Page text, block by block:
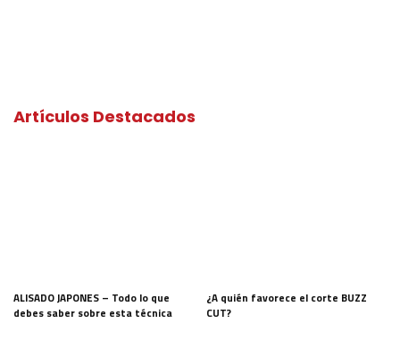
Artículos Destacados
ALISADO JAPONES – Todo lo que
debes saber sobre esta técnica
¿A quién favorece el corte BUZZ
CUT?